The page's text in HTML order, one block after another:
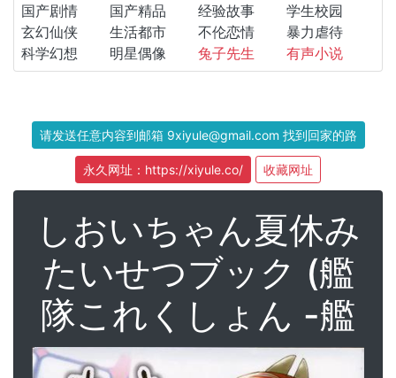
国产剧情 国产精品 经验故事
学生校园
玄幻仙侠
生活都市 不伦恋情
暴力虐待
科学幻想
明星偶像 兔子先生 有声小说
请发送任意内容到邮箱 9xiyule@gmail.com 找到回家的路
永久网址：https://xiyule.co/ 收藏网址
しおいちゃん夏休み
たいせつブック (艦
隊これくしょん -艦